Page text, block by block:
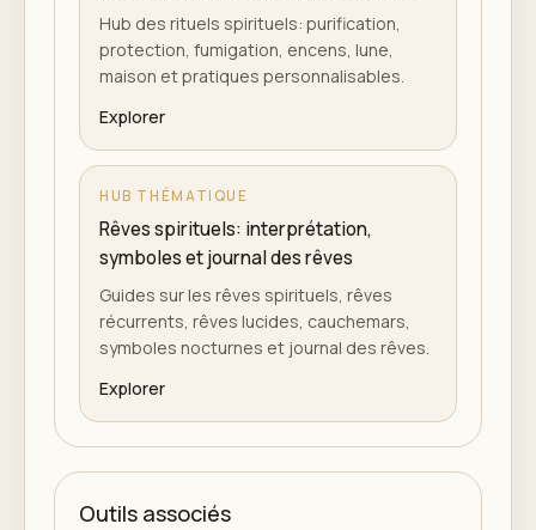
Hub des rituels spirituels: purification,
protection, fumigation, encens, lune,
maison et pratiques personnalisables.
Explorer
HUB THÉMATIQUE
Rêves spirituels: interprétation,
symboles et journal des rêves
Guides sur les rêves spirituels, rêves
récurrents, rêves lucides, cauchemars,
symboles nocturnes et journal des rêves.
Explorer
Outils associés